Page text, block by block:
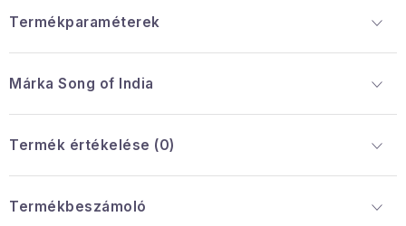
Termékparaméterek
Márka Song of India
Termék értékelése (0)
Termékbeszámoló